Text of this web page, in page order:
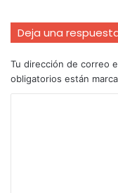
Deja una
Tu dirección de correo
obligatorios están